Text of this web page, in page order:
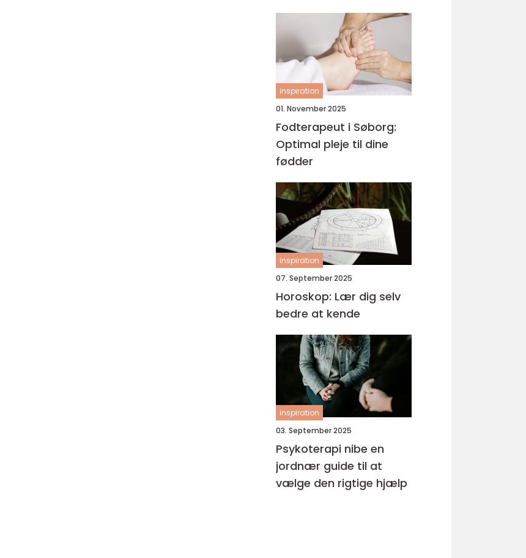
fødder
inspiration
01. November 2025
Fodterapeut i Søborg:
Optimal pleje til dine
fødder
inspiration
07. September 2025
Horoskop: Lær dig selv
bedre at kende
inspiration
03. September 2025
Psykoterapi nibe en
jordnær guide til at
vælge den rigtige hjælp